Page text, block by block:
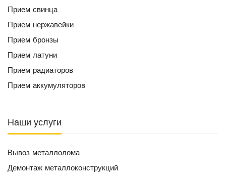
Прием свинца
Прием нержавейки
Прием бронзы
Прием латуни
Прием радиаторов
Прием аккумуляторов
Наши услуги
Вывоз металлолома
Демонтаж металлоконструкций